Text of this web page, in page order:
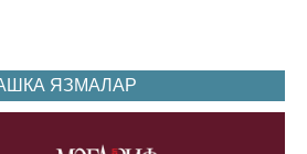
ЯЗМАЛАР